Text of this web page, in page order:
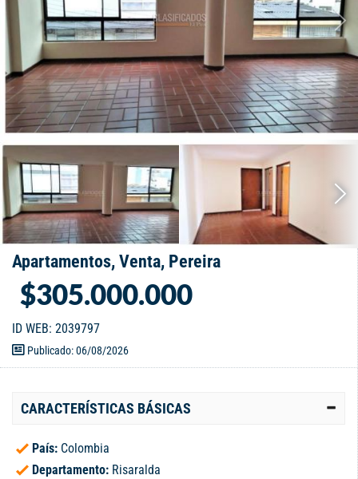
Apartamentos, Venta, Pereira
$305.000.000
ID WEB: 2039797
Publicado: 06/08/2026
CARACTERÍSTICAS BÁSICAS
País: Colombia
Departamento: Risaralda